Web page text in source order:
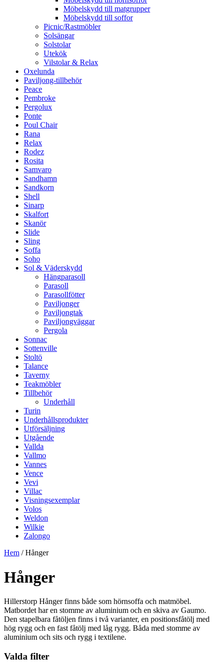
Möbelskydd till matgrupper
Möbelskydd till soffor
Picnic/Rastmöbler
Solsängar
Solstolar
Utekök
Vilstolar & Relax
Oxelunda
Paviljong-tillbehör
Peace
Pembroke
Pergolux
Ponte
Poul Chair
Rana
Relax
Rodez
Rosita
Samvaro
Sandhamn
Sandkorn
Shell
Sinarp
Skalfort
Skanör
Slide
Sling
Soffa
Soho
Sol & Väderskydd
Hängparasoll
Parasoll
Parasollfötter
Paviljonger
Paviljongtak
Paviljongväggar
Pergola
Sonnac
Sottenville
Stoltö
Talance
Taverny
Teakmöbler
Tillbehör
Underhåll
Turin
Underhållsprodukter
Utförsäljning
Utgående
Vallda
Vallmo
Vannes
Vence
Vevi
Villac
Visningsexemplar
Volos
Weldon
Wilkie
Zalongo
Hem / Hånger
Hånger
Hillerstorp Hånger finns både som hörnsoffa och matmöbel.
Matbordet har en stomme av aluminium och en skiva av Gaumo.
Den stapelbara fåtöljen finns i två varianter, en positionsfåtölj med
hög rygg och en fast fåtölj med låg rygg. Båda med stomme av
aluminium och sits och rygg i textilene.
Valda filter